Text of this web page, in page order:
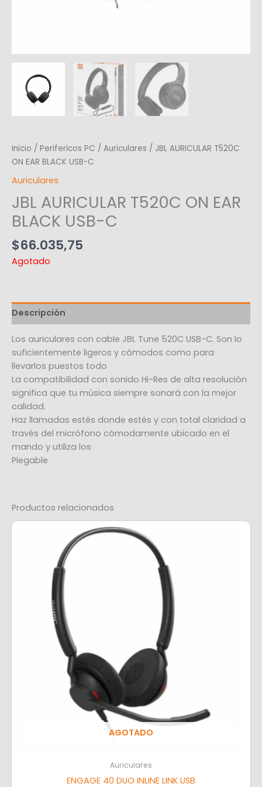
Inicio / Perifericos PC / Auriculares / JBL AURICULAR T520C
ON EAR BLACK USB-C
Auriculares
JBL AURICULAR T520C ON EAR
BLACK USB-C
$66.035,75
Agotado
Descripción
Los auriculares con cable JBL Tune 520C USB-C. Son lo
suficientemente ligeros y cómodos como para
llevarlos puestos todo
La compatibilidad con sonido Hi-Res de alta resolución
significa que tu música siempre sonará con la mejor
calidad.
Haz llamadas estés donde estés y con total claridad a
través del micrófono cómodamente ubicado en el
mando y utiliza los
Plegable
Productos relacionados
AGOTADO
Auriculares
ENGAGE 40 DUO INLINE LINK USB